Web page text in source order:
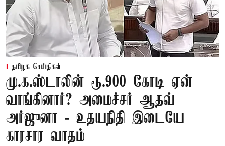
தமிழக செய்திகள்
மு.க.ஸ்டாலின் ரூ.900 கோடி ஏன்
வாங்கினார்? அமைச்சர் ஆதவ்
அர்ஜுனா - உதயநிதி இடையே
காரசார வாதம்